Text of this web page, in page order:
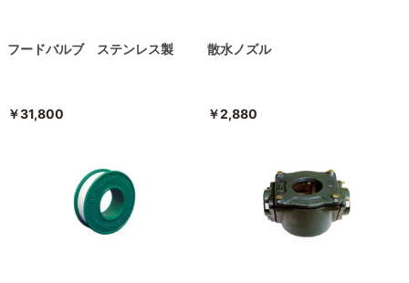
フードバルブ ステンレス製
￥31,800
散水ノズル
￥2,880